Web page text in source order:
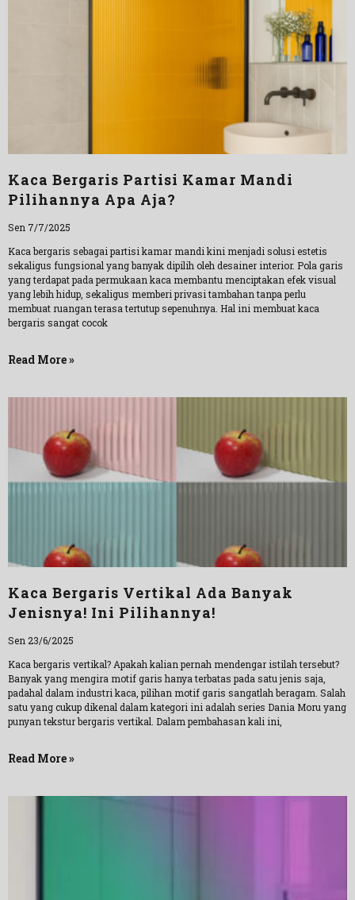
Kaca Bergaris Partisi Kamar Mandi
Pilihannya Apa Aja?
Sen 7/7/2025
Kaca bergaris sebagai partisi kamar mandi kini menjadi solusi estetis
sekaligus fungsional yang banyak dipilih oleh desainer interior. Pola garis
yang terdapat pada permukaan kaca membantu menciptakan efek visual
yang lebih hidup, sekaligus memberi privasi tambahan tanpa perlu
membuat ruangan terasa tertutup sepenuhnya. Hal ini membuat kaca
bergaris sangat cocok
Read More »
Kaca Bergaris Vertikal Ada Banyak
Jenisnya! Ini Pilihannya!
Sen 23/6/2025
Kaca bergaris vertikal? Apakah kalian pernah mendengar istilah tersebut?
Banyak yang mengira motif garis hanya terbatas pada satu jenis saja,
padahal dalam industri kaca, pilihan motif garis sangatlah beragam. Salah
satu yang cukup dikenal dalam kategori ini adalah series Dania Moru yang
punyan tekstur bergaris vertikal. Dalam pembahasan kali ini,
Read More »